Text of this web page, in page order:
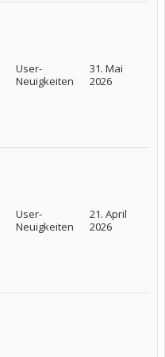
User-
Neuigkeiten
31. Mai
2026
User-
Neuigkeiten
21. April
2026